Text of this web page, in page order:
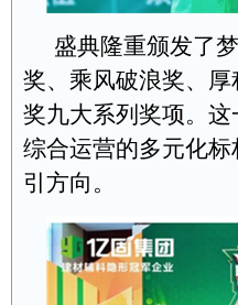
盛典隆重颁发了
奖、乘风破浪奖、
奖九大系列奖项。
综合运营的多元化
引方向。